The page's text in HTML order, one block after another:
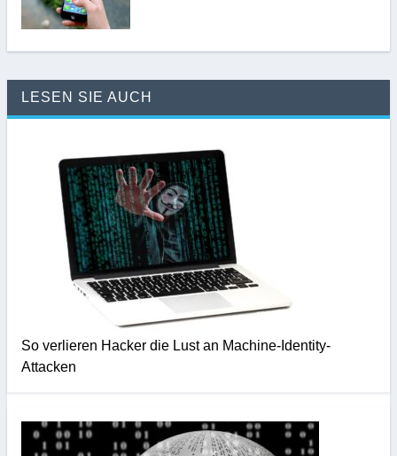
LESEN SIE AUCH
So verlieren Hacker die Lust an Machine-Identity-
Attacken